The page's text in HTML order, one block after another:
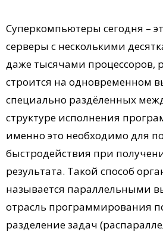
Суперкомпьютеры сегодня –
серверы с несколькими
даже тысячами процессоров,
строится на одновременном
специально раздёленных
структуре исполнения
именно это необходимо для
быстродействия при
результата. Такой способ
называется параллельными
отрасль программирования
разделение задач